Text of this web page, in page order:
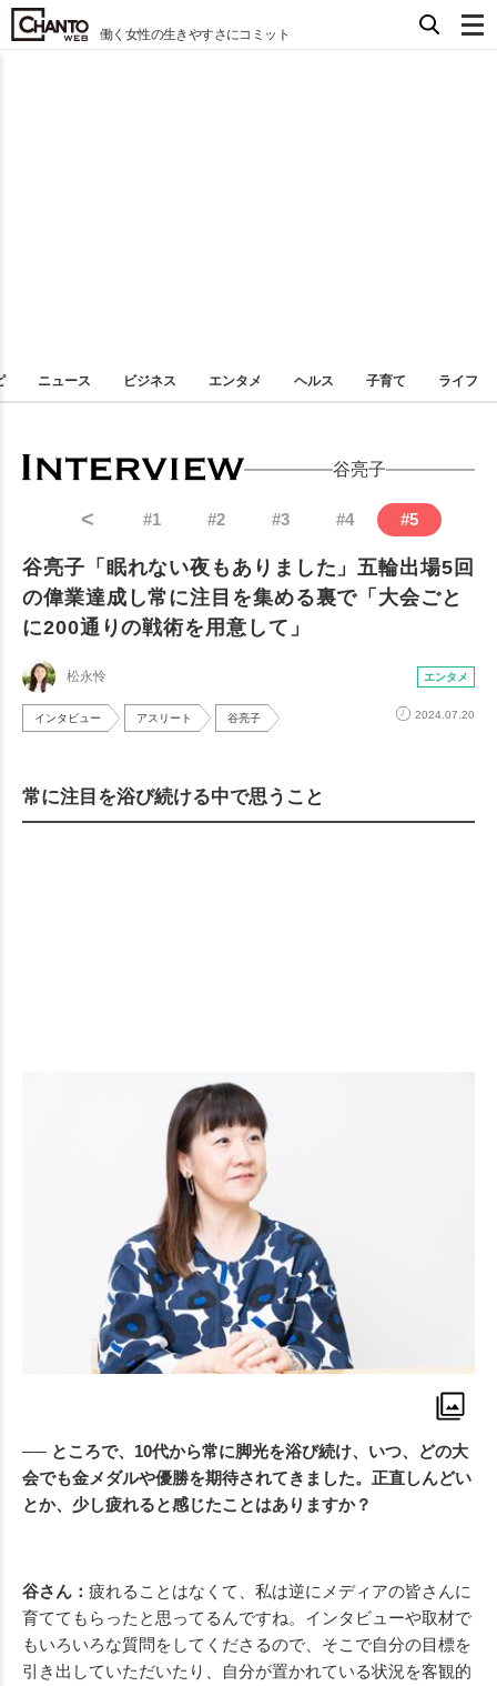
働く女性の生きやすさにコミット
ニュース ビジネス エンタメ ヘルス 子育て ライフ
谷亮子
< #1 #2 #3 #4 #5
谷亮子「眠れない夜もありました」五輪出場5回
の偉業達成し常に注目を集める裏で「大会ごと
に200通りの戦術を用意して」
松永怜 エンタメ
インタビュー アスリート 谷亮子 2024.07.20
常に注目を浴び続ける中で思うこと
── ところで、10代から常に脚光を浴び続け、いつ、どの大
会でも金メダルや優勝を期待されてきました。正直しんどい
とか、少し疲れると感じたことはありますか？
谷さん： 疲れることはなくて、私は逆にメディアの皆さんに
育ててもらったと思ってるんですね。インタビューや取材で
もいろいろな質問をしてくださるので、そこで自分の目標を
引き出していただいたり、自分が置かれている状況を客観的